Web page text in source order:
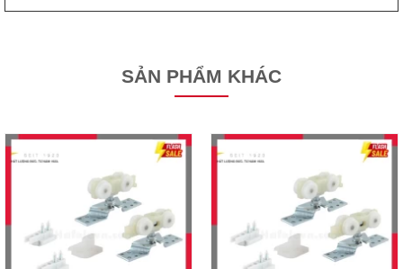
SẢN PHẨM KHÁC